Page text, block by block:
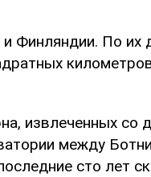
Финляндии. По
извлеченных со
между
сто лет